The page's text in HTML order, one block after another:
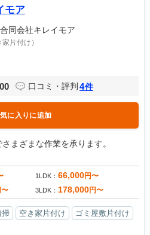
モア
合同会社キレイモア
家片付け）
口コミ・評判 4件
に入りに追加
まざまな作業を承ります。
1LDK 66,000円〜
〜 3LDK 178,000円〜
掃 空き家片付け
ゴミ屋敷片付け